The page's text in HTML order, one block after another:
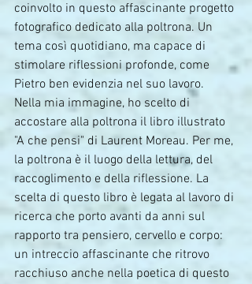
coinvolto in questo affascinante progetto
fotografico dedicato alla poltrona. Un
tema così quotidiano, ma capace di
stimolare riflessioni profonde, come
Pietro ben evidenzia nel suo lavoro.
Nella mia immagine, ho scelto di
accostare alla poltrona il libro illustrato
"A che pensi" di Laurent Moreau. Per me,
la poltrona è il luogo della lettura, del
raccoglimento e della riflessione. La
scelta di questo libro è legata al lavoro di
ricerca che porto avanti da anni sul
rapporto tra pensiero, cervello e corpo:
un intreccio affascinante che ritrovo
racchiuso anche nella poetica di questo